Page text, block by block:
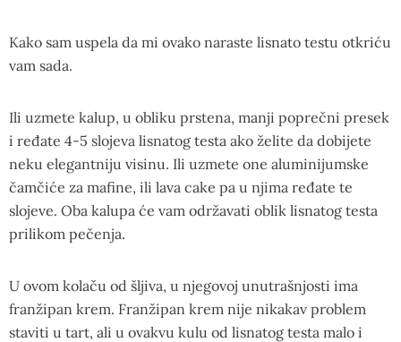
Kako sam uspela da mi ovako naraste lisnato testu otkriću
vam sada.
Ili uzmete kalup, u obliku prstena, manji poprečni presek
i ređate 4-5 slojeva lisnatog testa ako želite da dobijete
neku elegantniju visinu. Ili uzmete one aluminijumske
čamčiće za mafine, ili lava cake pa u njima ređate te
slojeve. Oba kalupa će vam održavati oblik lisnatog testa
prilikom pečenja.
U ovom kolaču od šljiva, u njegovoj unutrašnjosti ima
franžipan krem. Franžipan krem nije nikakav problem
staviti u tart, ali u ovakvu kulu od lisnatog testa malo i